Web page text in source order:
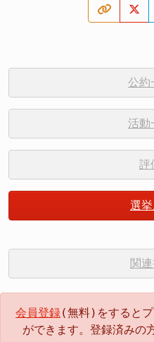
公約
活動
評
選
関
会員登録(無料)をするとプ
ができます。登録済みの